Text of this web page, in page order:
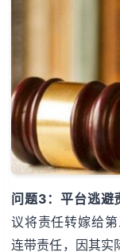
问题3：平台逃避
议将责任转嫁给
连带责任，因其实